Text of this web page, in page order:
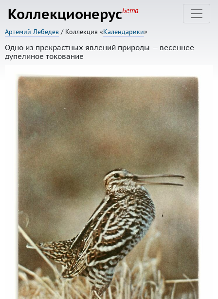
КоллекционерусБета
Артемий Лебедев / Коллекция «Календарики»
Одно из прекрастных явлений природы — весеннее
дупелиное токование